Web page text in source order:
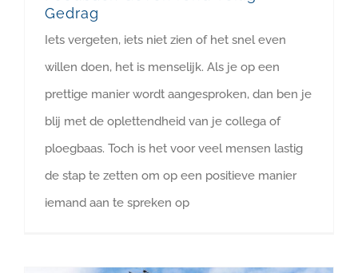
Gedrag
Iets vergeten, iets niet zien of het snel even
willen doen, het is menselijk. Als je op een
prettige manier wordt aangesproken, dan ben je
blij met de oplettendheid van je collega of
ploegbaas. Toch is het voor veel mensen lastig
de stap te zetten om op een positieve manier
iemand aan te spreken op